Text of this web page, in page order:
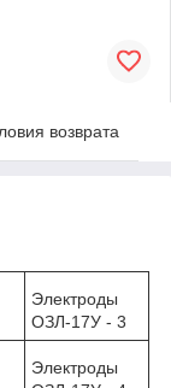
возврата
Электроды
ОЗЛ-17У - 3
Электроды